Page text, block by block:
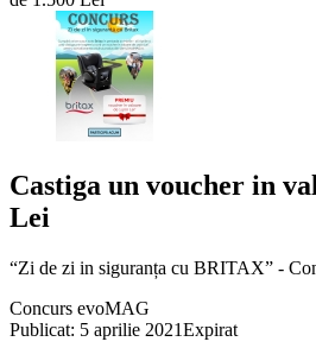
Castiga un voucher in
Lei
“Zi de zi in siguranța cu BRITAX” -
Concurs evoMAG
Publicat: 5 aprilie 2021Expirat